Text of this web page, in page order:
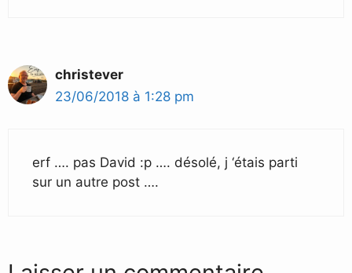
christever
23/06/2018 à 1:28 pm
erf …. pas David :p …. désolé, j ‘étais parti
sur un autre post ….